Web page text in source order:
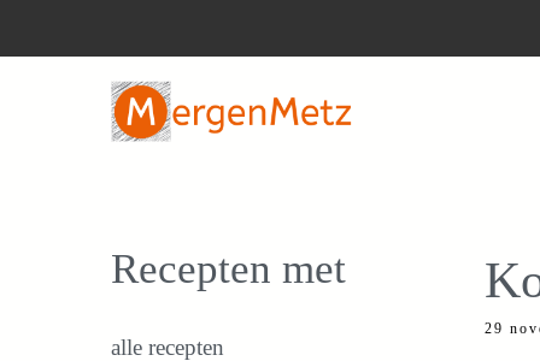
29
Recepten met
alle recepten